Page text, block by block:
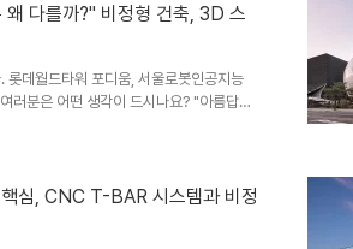
의 기구적 난제대공간 파사드를 지능적으
막대한 하중을 견뎌야 하므로 후판
..
다를까?" 비정형 건축, 3D 스
데월드타워 포디움, 서울로봇인공지능
러분은 어떤 생각이 드시나요? "아름답
으신가요?"저 복잡한 곡면 패널들을 어떻
그저 '그림의 떡'이거나 '하자의 온상'이 될
차원 레이저 스캐닝) 기술을 통해 어
바꾸는지, MBC 상암 신..
심, CNC T-BAR 시스템과 비정